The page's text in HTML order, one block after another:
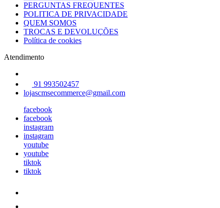
PERGUNTAS FREQUENTES
POLITICA DE PRIVACIDADE
QUEM SOMOS
TROCAS E DEVOLUÇÕES
Política de cookies
Atendimento
91 993502457
lojascmsecommerce@gmail.com
facebook
facebook
instagram
instagram
youtube
youtube
tiktok
tiktok